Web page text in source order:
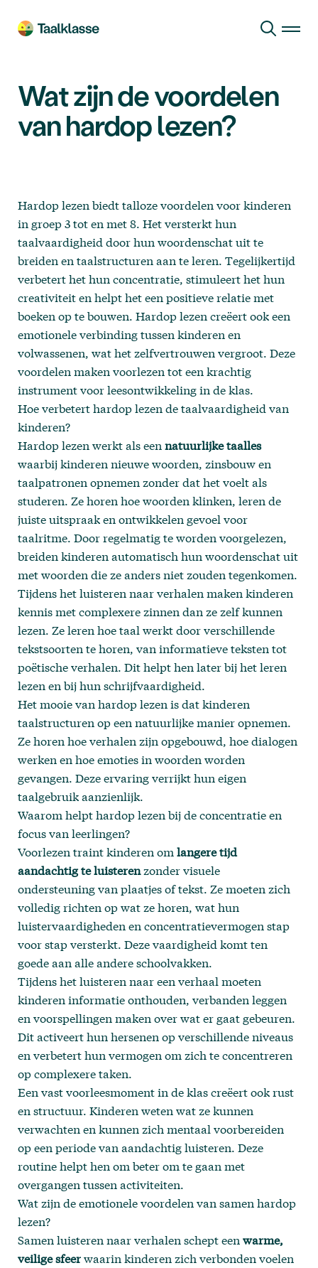
Wat zijn de voordelen
van hardop lezen?
Hardop lezen biedt talloze voordelen voor kinderen
in groep 3 tot en met 8. Het versterkt hun
taalvaardigheid door hun woordenschat uit te
breiden en taalstructuren aan te leren. Tegelijkertijd
verbetert het hun concentratie, stimuleert het hun
creativiteit en helpt het een positieve relatie met
boeken op te bouwen. Hardop lezen creëert ook een
emotionele verbinding tussen kinderen en
volwassenen, wat het zelfvertrouwen vergroot. Deze
voordelen maken voorlezen tot een krachtig
instrument voor leesontwikkeling in de klas.
Hoe verbetert hardop lezen de taalvaardigheid van
kinderen?
Hardop lezen werkt als een natuurlijke taalles
waarbij kinderen nieuwe woorden, zinsbouw en
taalpatronen opnemen zonder dat het voelt als
studeren. Ze horen hoe woorden klinken, leren de
juiste uitspraak en ontwikkelen gevoel voor
taalritme. Door regelmatig te worden voorgelezen,
breiden kinderen automatisch hun woordenschat uit
met woorden die ze anders niet zouden tegenkomen.
Tijdens het luisteren naar verhalen maken kinderen
kennis met complexere zinnen dan ze zelf kunnen
lezen. Ze leren hoe taal werkt door verschillende
tekstsoorten te horen, van informatieve teksten tot
poëtische verhalen. Dit helpt hen later bij het leren
lezen en bij hun schrijfvaardigheid.
Het mooie van hardop lezen is dat kinderen
taalstructuren op een natuurlijke manier opnemen.
Ze horen hoe verhalen zijn opgebouwd, hoe dialogen
werken en hoe emoties in woorden worden
gevangen. Deze ervaring verrijkt hun eigen
taalgebruik aanzienlijk.
Waarom helpt hardop lezen bij de concentratie en
focus van leerlingen?
Voorlezen traint kinderen om langere tijd
aandachtig te luisterenzonder visuele
ondersteuning van plaatjes of tekst. Ze moeten zich
volledig richten op wat ze horen, wat hun
luistervaardigheden en concentratievermogen stap
voor stap versterkt. Deze vaardigheid komt ten
goede aan alle andere schoolvakken.
Tijdens het luisteren naar een verhaal moeten
kinderen informatie onthouden, verbanden leggen
en voorspellingen maken over wat er gaat gebeuren.
Dit activeert hun hersenen op verschillende niveaus
en verbetert hun vermogen om zich te concentreren
op complexere taken.
Een vast voorleesmoment in de klas creëert ook rust
en structuur. Kinderen weten wat ze kunnen
verwachten en kunnen zich mentaal voorbereiden
op een periode van aandachtig luisteren. Deze
routine helpt hen om beter om te gaan met
overgangen tussen activiteiten.
Wat zijn de emotionele voordelen van samen hardop
lezen?
Samen luisteren naar verhalen schept een warme,
veilige sfeerwaarin kinderen zich verbonden voelen